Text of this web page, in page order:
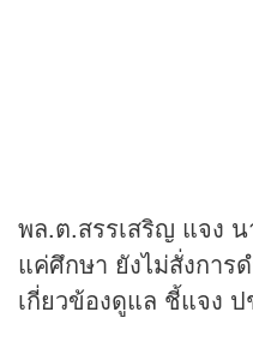
พล.ต.สรรเสริญ แจง น
แค่ศึกษา ยังไม่สั่งการ
เกี่ยวข้องดูแล ชี้แจง